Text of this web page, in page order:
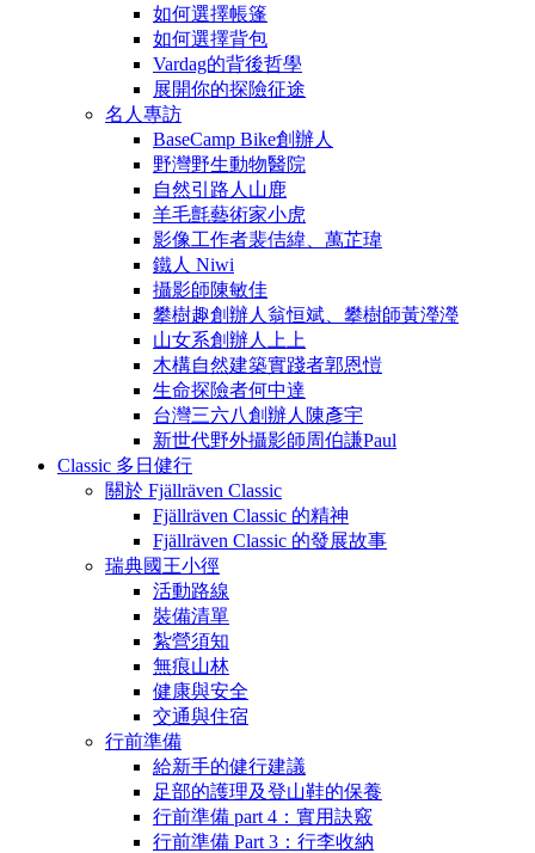
如何選擇帳篷
如何選擇背包
Vardag的背後哲學
展開你的探險征途
名人專訪
BaseCamp Bike創辦人
野灣野生動物醫院
自然引路人山鹿
羊毛氈藝術家小虎
影像工作者裴佶緯、萬芷瑋
鐵人 Niwi
攝影師陳敏佳
攀樹趣創辦人翁恒斌、攀樹師黃瀅瀅
山女系創辦人上上
木構自然建築實踐者郭恩愷
生命探險者何中達
台灣三六八創辦人陳彥宇
新世代野外攝影師周伯謙Paul
Classic 多日健行
關於 Fjällräven Classic
Fjällräven Classic 的精神
Fjällräven Classic 的發展故事
瑞典國王小徑
活動路線
裝備清單
紮營須知
無痕山林
健康與安全
交通與住宿
行前準備
給新手的健行建議
足部的護理及登山鞋的保養
行前準備 part 4：實用訣竅
行前準備 Part 3：行李收納